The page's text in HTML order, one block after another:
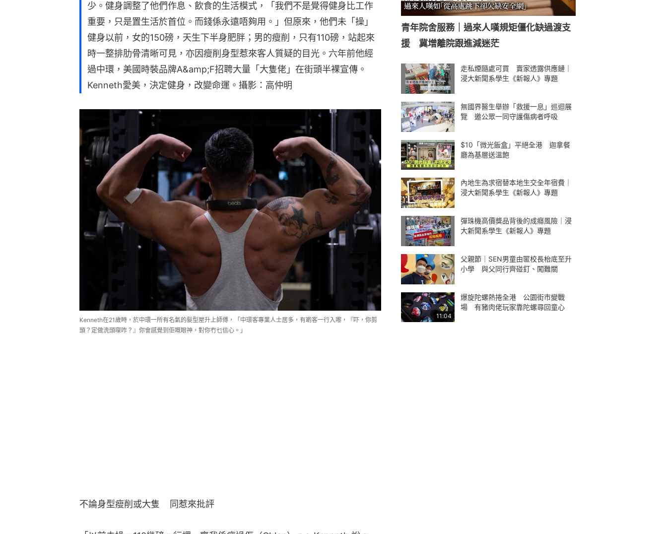
少。健身調整了他們作息、飲食的生活模式，「我們不是覺得健身比工作
重要，只是置生活於首位。而錢係永遠唔夠用。」但原來，他們未「操」
健身以前，女的150磅，天生下半身肥胖；男的瘦削，只有110磅，站起來
時一整排肋骨清晰可見，亦因瘦削身型惹來客人質疑的目光。六年前他經
過中環，美國時裝品牌A&amp;F招聘大量「大隻佬」在街頭半裸宣傳。
Kenneth愛美，決定健身，改變命運。攝影：高仲明
Kenneth在21歲時，於中環一所有名氣的髮型屋升上師傅，「中環客專業人士居多，有啲客一行入嚟，『吓，你剪
頭？定做洗頭㗎咋？』你會感覺到佢嘅眼神，對你冇乜信心。」
不論身型瘦削或大隻    同惹來批評
青年院舍服務｜過來人嘆規矩僵化缺過渡支
援 冀增離院跟進減迷茫
走私煙隨處可買 賣家透露供應鏈｜
浸大新聞系學生《新報人》專題
無國界醫生舉辦「救援一息」巡迴展
覽 邀公眾一同守護傷病者呼吸
$10「微光飯盒」平絕全港 迦拿餐
廳為基層送溫飽
內地生為求宿替本地生交全年宿費｜
浸大新聞系學生《新報人》專題
彈珠機高價獎品背後的成癮風險｜浸
大新聞系學生《新報人》專題
父親節｜SEN男童由匿校長枱底至升
小學 與父同行齊碰釘、闖難關
11:04
爆旋陀螺熱捲全港 公園街市變戰
場 有豬肉佬玩家靠陀螺尋回童心